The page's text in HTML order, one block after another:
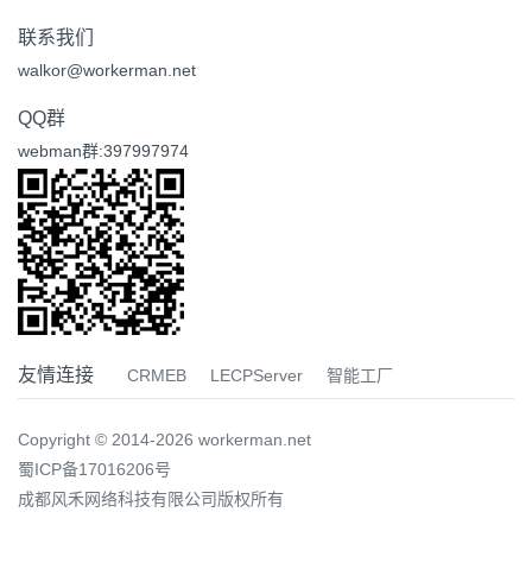
联系我们
walkor@workerman.net
QQ群
webman群:397997974
友情连接 CRMEB LECPServer 智能工厂
Copyright © 2014-2026 workerman.net
蜀ICP备17016206号
成都风禾网络科技有限公司版权所有